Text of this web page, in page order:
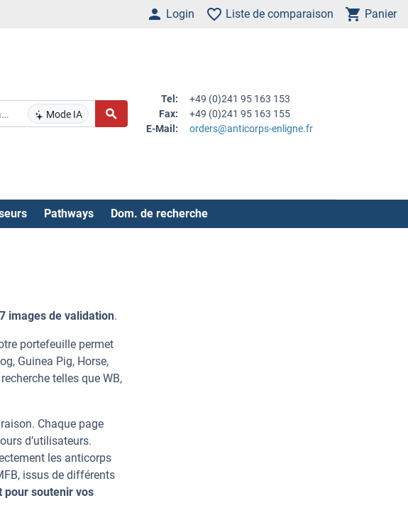
Login Liste de comparaison Panier
Mode IA
Tel:
+49 (0)241 95 163 153
Fax:
+49 (0)241 95 163 155
E-Mail:
orders@anticorps-enligne.fr
Pathways Dom. de recherche
images de validation.
portefeuille permet
Guinea Pig, Horse,
telles que WB,
Chaque page
d’utilisateurs.
les anticorps
issus de différents
pour soutenir vos